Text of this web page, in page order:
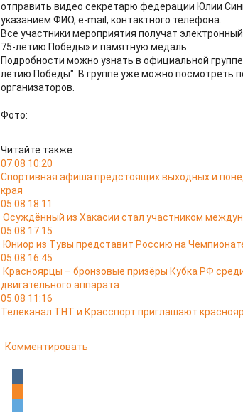
отправить видео секретарю федерации Юлии
указанием ФИО, e-mail, контактного телефона.
Все участники мероприятия получат
75-летию Победы» и памятную медаль.
Подробности можно узнать в официальной
летию Победы". В группе уже можно посмотреть
организаторов.
Фото:
Читайте также
07.08 10:20
Спортивная афиша предстоящих выходных и
края
05.08 18:11
Осуждённый из Хакасии стал участником
05.08 17:15
Юниор из Тувы представит Россию на
05.08 16:45
Красноярцы – бронзовые призёры Кубка РФ
двигательного аппарата
05.08 11:16
Телеканал ТНТ и Красспорт приглашают
Комментировать